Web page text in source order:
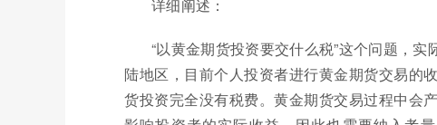
详细阐述：
“以黄金期货投资要交什么税”这个问题，
陆地区，目前个人投资者进行黄金期货交易的
货投资完全没有税费。黄金期货交易过程中会